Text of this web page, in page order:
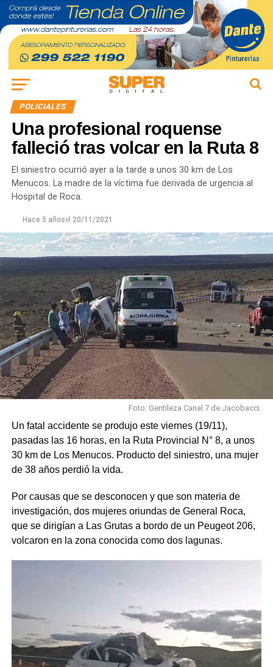
POLICIALES
Una profesional roquense
falleció tras volcar en la Ruta 8
El siniestro ocurrió ayer a la tarde a unos 30 km de Los
Menucos. La madre de la víctima fue derivada de urgencia al
Hospital de Roca.
Hace 5 añosel 20/11/2021
Foto: Gentileza Canal 7 de Jacobacci.
Un fatal accidente se produjo este viernes (19/11),
pasadas las 16 horas, en la Ruta Provincial N° 8, a unos
30 km de Los Menucos. Producto del siniestro, una mujer
de 38 años perdió la vida.
Por causas que se desconocen y que son materia de
investigación, dos mujeres oriundas de General Roca,
que se dirigían a Las Grutas a bordo de un Peugeot 206,
volcaron en la zona conocida como dos lagunas.